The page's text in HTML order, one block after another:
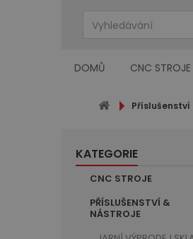
DOMŮ CNC STROJE
KATEGORIE
CNC STROJE
PŘÍSLUŠENSTVÍ &
NÁSTROJE